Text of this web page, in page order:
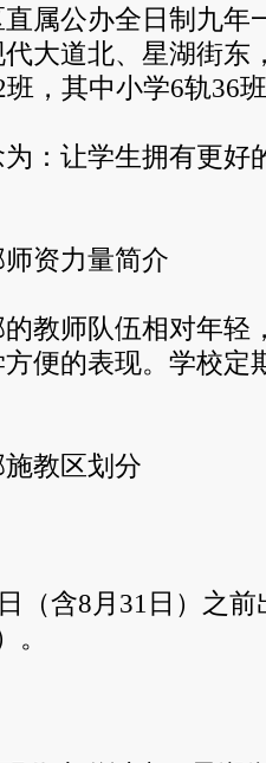
公办全日制九年
大道北、星湖街东
，其中小学6轨36
让学生拥有更好
资力量简介
师队伍相对年轻
便的表现。学校定
教区划分
含8月31日）之前
。